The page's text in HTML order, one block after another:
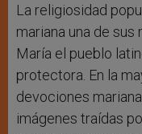
La religiosidad
mariana una de
María el pueblo
protectora. En la
devociones
imágenes traídas